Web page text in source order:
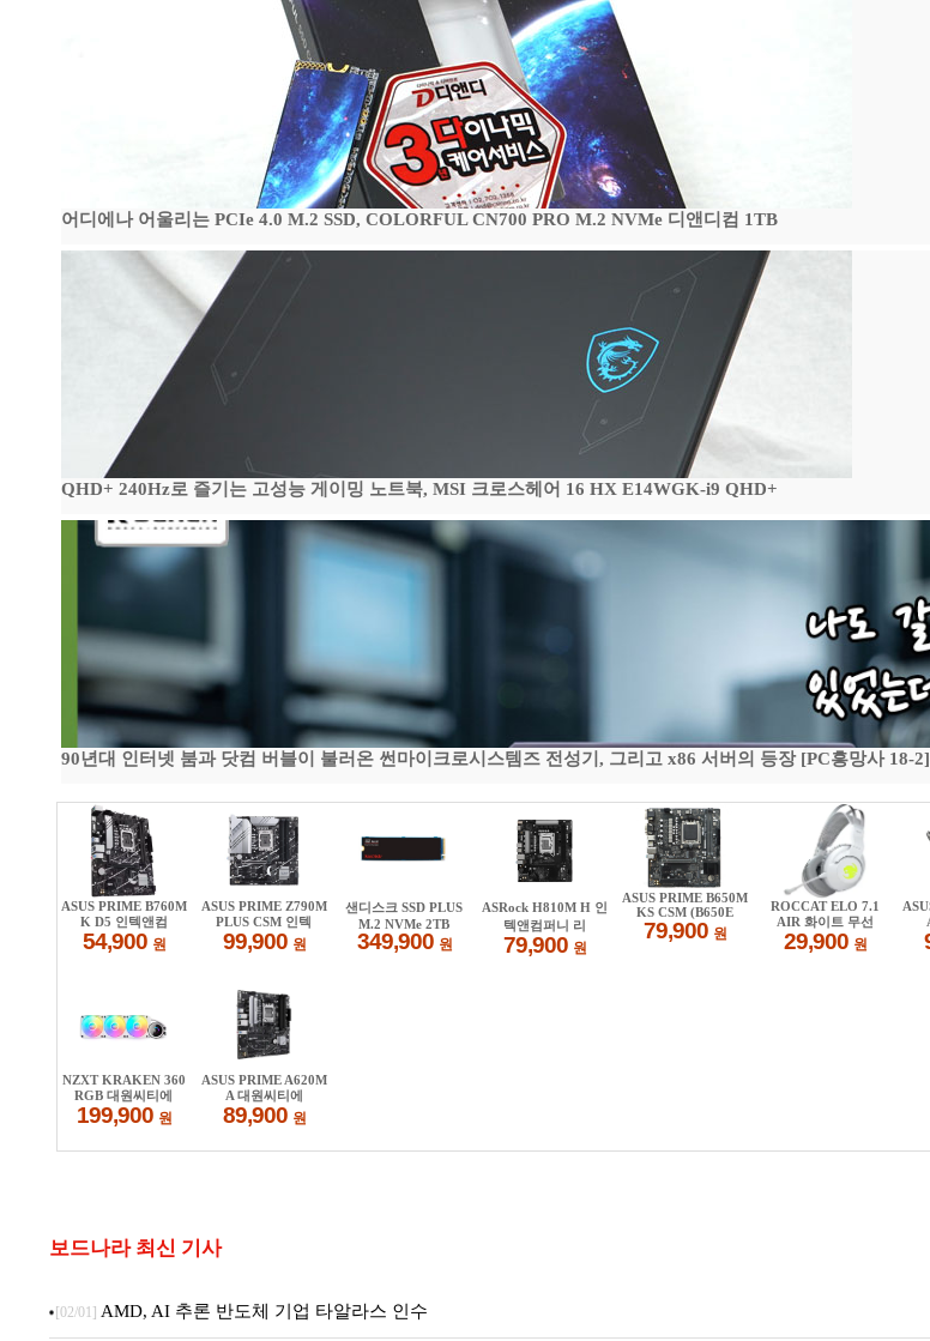
어디에나 어울리는 PCIe 4.0 M.2 SSD, COLORFUL CN700 PRO M.2 NVMe 디앤디컴 1TB
QHD+ 240Hz로 즐기는 고성능 게이밍 노트북, MSI 크로스헤어 16 HX E14WGK-i9 QHD+
90년대 인터넷 붐과 닷컴 버블이 불러온 썬마이크로시스템즈 전성기, 그리고 x86 서버의 등장 [PC흥망사 18-2]
보드나라 최신 기사
[02/01] AMD, AI 추론 반도체 기업 타알라스 인수